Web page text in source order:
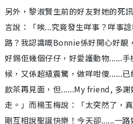
另外，黎淑賢生前的好友對她的死
言說：「唉...究竟發生咩事？咩事
路？我認識嘅Bonnie係好開心好靚
好錫佢幾個仔仔，好愛護動物......
候，又係超級震驚，做咩咁傻......
飲茶再見面，但......My friend, 多謝
走。」而楊玉梅說：「太突然了，
剛互相說聖誕快樂！今天卻......一